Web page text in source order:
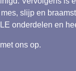
slijp en
onderdelen en
met ons op.